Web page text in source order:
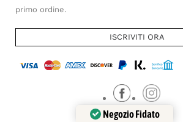
primo ordine.
ISCRIVITI ORA
Negozio Fidato